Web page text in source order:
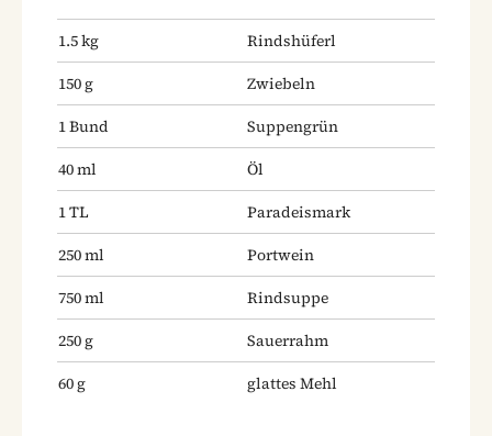
1.5kg
Rindshüferl
150g
Zwiebeln
1Bund
Suppengrün
40ml
Öl
1TL
Paradeismark
250ml
Portwein
750ml
Rindsuppe
250g
Sauerrahm
60g glattes Mehl